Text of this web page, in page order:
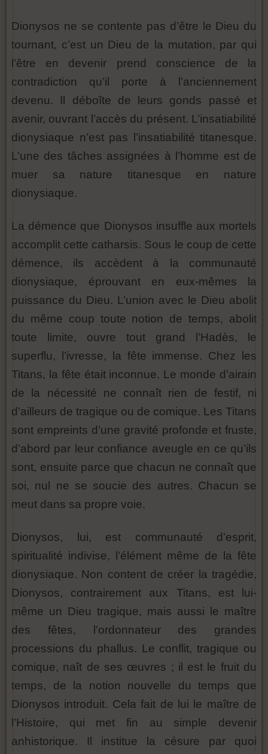
Dionysos ne se contente pas d’être le Dieu du
tournant, c’est un Dieu de la mutation, par qui
l’être en devenir prend conscience de la
contradiction qu’il porte à l’anciennement
devenu. Il déboîte de leurs gonds passé et
avenir, ouvrant l’accès du présent. L’insatiabilité
dionysiaque n’est pas l’insatiabilité titanesque.
L’une des tâches assignées à l’homme est de
muer sa nature titanesque en nature
dionysiaque.
La démence que Dionysos insuffle aux mortels
accomplit cette catharsis. Sous le coup de cette
démence, ils accèdent à la communauté
dionysiaque, éprouvant en eux-mêmes la
puissance du Dieu. L’union avec le Dieu abolit
du même coup toute notion de temps, abolit
toute limite, ouvre tout grand l’Hadès, le
superflu, l’ivresse, la fête immense. Chez les
Titans, la fête était inconnue. Le monde d’airain
de la nécessité ne connaît rien de festif, ni
d’ailleurs de tragique ou de comique. Les Titans
sont empreints d’une gravité profonde et fruste,
d’abord par leur confiance aveugle en ce qu’ils
sont, ensuite parce que chacun ne connaît que
soi, nul ne se soucie des autres. Chacun se
meut dans sa propre voie.
Dionysos, lui, est communauté d’esprit,
spiritualité indivise, l’élément même de la fête
dionysiaque. Non content de créer la tragédie,
Dionysos, contrairement aux Titans, est lui-
même un Dieu tragique, mais aussi le maître
des fêtes, l’ordonnateur des grandes
processions du phallus. Le conflit, tragique ou
comique, naît de ses œuvres ; il est le fruit du
temps, de la notion nouvelle du temps que
Dionysos introduit. Cela fait de lui le maître de
l’Histoire, qui met fin au simple devenir
anhistorique. Il institue la césure par quoi